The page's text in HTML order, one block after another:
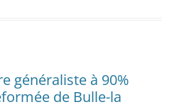
généraliste à 90%
de Bulle-la